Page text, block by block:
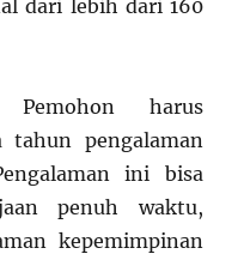
dari lebih dari 160
Pemohon harus
pengalaman
ini bisa
penuh waktu,
kepemimpinan